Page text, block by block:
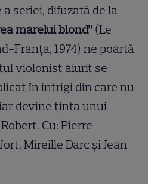
seriei, difuzată de la
marelui blond” (Le
Franţa, 1974) ne poartă
violonist aiurit se
în intrigi din care nu
devine ţinta unui
Cu: Pierre
Mireille Darc şi Jean